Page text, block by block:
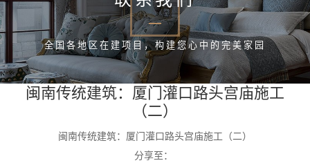
全国各地区在建项目，构建您心中的完美家园
闽南传统建筑：厦门灌口路头宫庙施工
（二）
闽南传统建筑：厦门灌口路头宫庙施工（二）
分享至：